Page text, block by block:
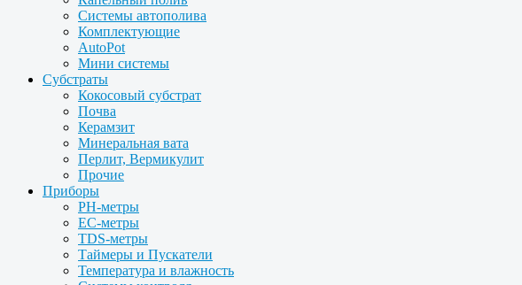
Системы автополива
Комплектующие
AutoPot
Мини системы
Субстраты
Кокосовый субстрат
Почва
Керамзит
Минеральная вата
Перлит, Вермикулит
Прочие
Приборы
PH-метры
EC-метры
TDS-метры
Таймеры и Пускатели
Температура и влажность